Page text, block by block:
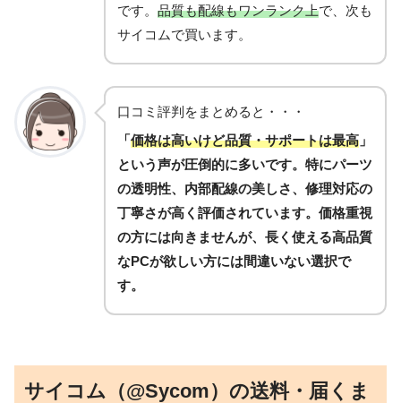
です。 品質も配線もワンランク上で、次も
サイコムで買います。
口コミ評判をまとめると・・・
「価格は高いけど品質・サポートは最高 」
という声が圧倒的に多いです。特にパーツ
の透明性、内部配線の美しさ、修理対応の
丁寧さが高く評価されています。価格重視
の方には向きませんが、 長く使える高品質
なPCが欲しい方には間違いない選択で
す。
サイコム（@Sycom）の送料・届くま